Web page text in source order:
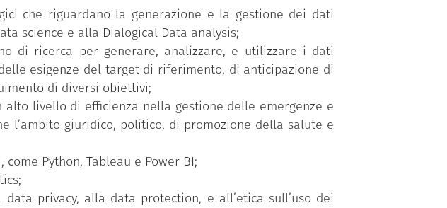
in tutte le aziende ed enti pubblici che analizzano una
che riguardano la generazione e la gestione dei dati
science e alla Dialogical Data analysis;
di ricerca per generare, analizzare, e utilizzare i dati
esigenze del target di riferimento, di anticipazione di
di diversi obiettivi;
livello di efficienza nella gestione delle emergenze e
l’ambito giuridico, politico, di promozione della salute e
Python, Tableau e Power BI;
privacy, alla data protection, e all’etica sull’uso dei